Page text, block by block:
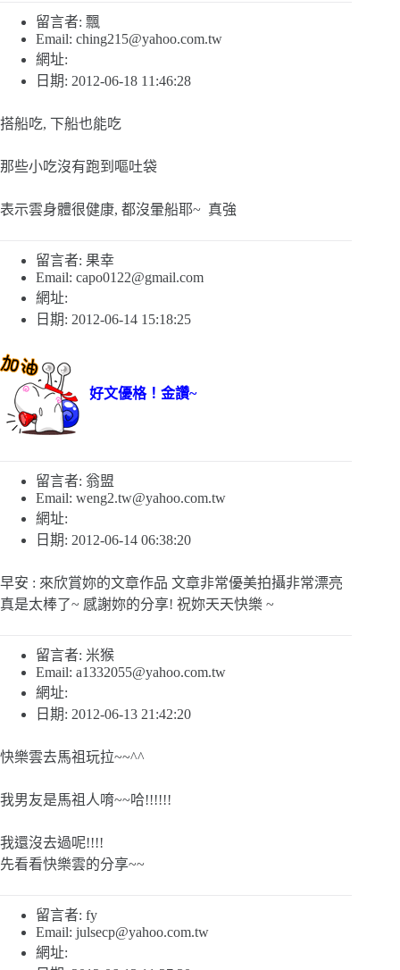
留言者: 飄
Email: ching215@yahoo.com.tw
網址:
日期: 2012-06-18 11:46:28
搭船吃, 下船也能吃
那些小吃沒有跑到嘔吐袋
表示雲身體很健康, 都沒暈船耶~ 真強
留言者: 果幸
Email: capo0122@gmail.com
網址:
日期: 2012-06-14 15:18:25
好文優格！金讚~
留言者: 翁盟
Email: weng2.tw@yahoo.com.tw
網址:
日期: 2012-06-14 06:38:20
早安 : 來欣賞妳的文章作品 文章非常優美拍攝非常漂亮
真是太棒了~ 感謝妳的分享! 祝妳天天快樂 ~
留言者: 米猴
Email: a1332055@yahoo.com.tw
網址:
日期: 2012-06-13 21:42:20
快樂雲去馬祖玩拉~~^^
我男友是馬祖人唷~~哈!!!!!!
我還沒去過呢!!!!
先看看快樂雲的分享~~
留言者: fy
Email: julsecp@yahoo.com.tw
網址: